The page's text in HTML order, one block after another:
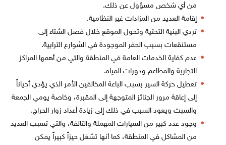
من أي شخص مسؤول عن ذلك.
إقامة العديد من المزادات غير النظامية.
تردي البنية التحتية وتحول الموقع خلال فصل الشتاء إلى
مستنقعات بسبب الحفر الموجودة في الشوارع الترابية.
عدم كفاية الخدمات العامة في المنطقة والتي من أهمها المراكز
التجارية والمطاعم ودورات المياه.
تعطيل حركة السير بسبب الباعة المخالفين الأمر الذي يؤدي أحياناً
إلى إعاقة مرور الجنائز المتوجهة إلى المقبرة، وخاصة يومي الجمعة
والسبت ويعود السبب في ذلك إلى زيادة أعداد زوار الحراج.
وجود عدد كبير من السيارات المهملة والتالفة، والتي تسبب العديد
من المشاكل في المنطقة، كما أنها تشغل حيزاً كبيراً يمكن